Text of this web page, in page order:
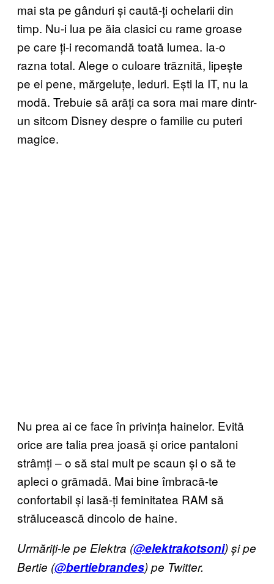
mai sta pe gânduri și caută-ți ochelarii din
timp. Nu-i lua pe ăia clasici cu rame groase
pe care ți-i recomandă toată lumea. Ia-o
razna total. Alege o culoare trăznită, lipește
pe ei pene, mărgeluțe, leduri. Ești la IT, nu la
modă. Trebuie să arăți ca sora mai mare dintr-
un sitcom Disney despre o familie cu puteri
magice.
Nu prea ai ce face în privința hainelor. Evită
orice are talia prea joasă și orice pantaloni
strâmți – o să stai mult pe scaun și o să te
apleci o grămadă. Mai bine îmbracă-te
confortabil și lasă-ți feminitatea RAM să
strălucească dincolo de haine.
Urmăriți-le pe Elektra (@elektrakotsoni)și pe
Bertie (@bertiebrandes)pe Twitter.